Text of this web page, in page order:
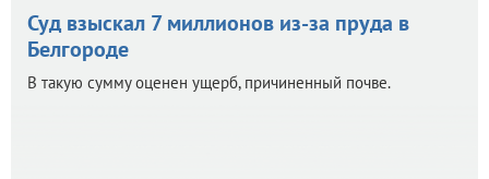
Суд взыскал 7 миллионов из-за пруда в
Белгороде
В такую сумму оценен ущерб, причиненный почве.